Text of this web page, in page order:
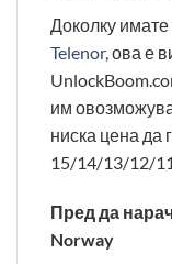
Доколку
Telenor, ова е
им
ниска цена да
15/14/13/12/
Пред да
Norway